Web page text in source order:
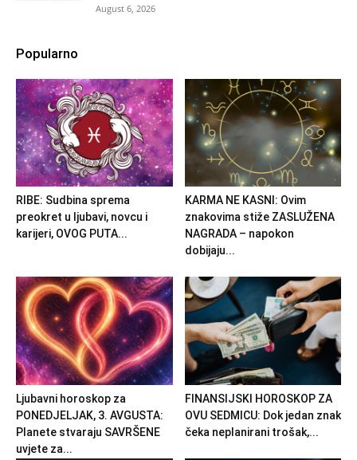
August 6, 2026
Popularno
RIBE: Sudbina sprema
preokret u ljubavi, novcu i
karijeri, OVOG PUTA...
KARMA NE KASNI: Ovim
znakovima stiže ZASLUŽENA
NAGRADA – napokon
dobijaju...
Ljubavni horoskop za
PONEDJELJAK, 3. AVGUSTA:
Planete stvaraju SAVRŠENE
uvjete za...
FINANSIJSKI HOROSKOP ZA
OVU SEDMICU: Dok jedan znak
čeka neplanirani trošak,...